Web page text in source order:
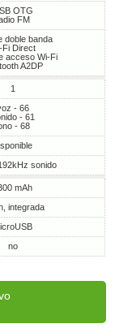
OTG
FM
doble banda
Fi Direct
acceso Wi-Fi
A2DP
1
- 66
- 61
- 68
sonido
mAh
integrada
no